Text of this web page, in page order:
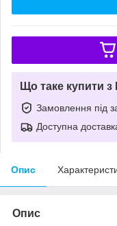
Що таке купити
Замовлення під
Доступна
Опис
Опис